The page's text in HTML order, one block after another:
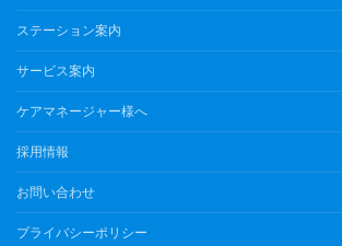
ステーション案内
サービス案内
ケアマネージャー様へ
採用情報
お問い合わせ
プライバシーポリシー